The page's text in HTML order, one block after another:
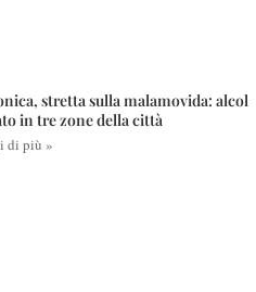
stretta sulla malamovida: alcol
in tre zone della città
di più »